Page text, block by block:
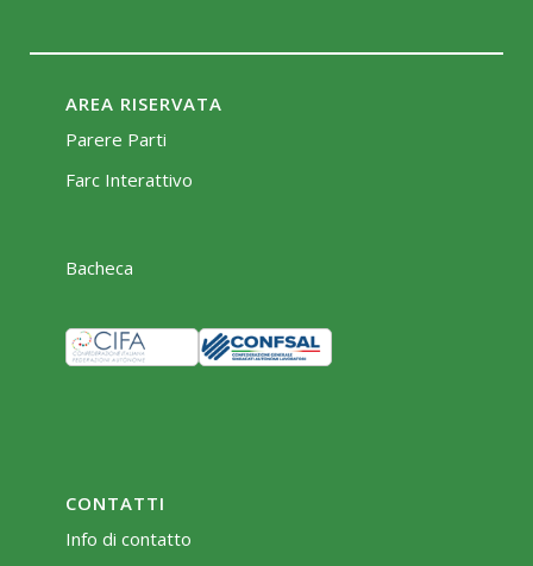
AREA RISERVATA
Parere Parti
Farc Interattivo
Bacheca
CONTATTI
Info di contatto